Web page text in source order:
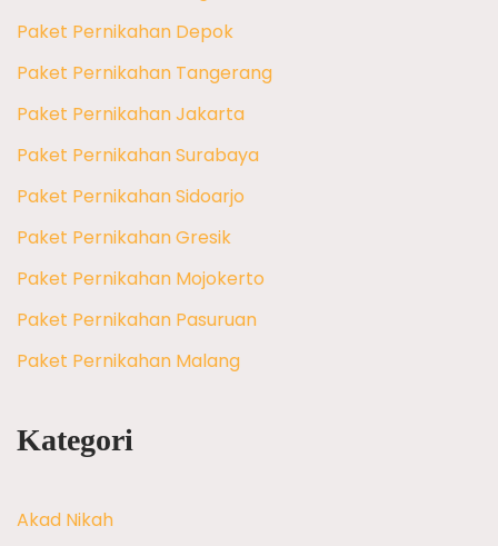
Paket Pernikahan Depok
Paket Pernikahan Tangerang
Paket Pernikahan Jakarta
Paket Pernikahan Surabaya
Paket Pernikahan Sidoarjo
Paket Pernikahan Gresik
Paket Pernikahan Mojokerto
Paket Pernikahan Pasuruan
Paket Pernikahan Malang
Kategori
Akad Nikah